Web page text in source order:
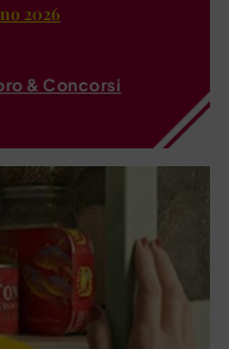
2026
& Concorsi